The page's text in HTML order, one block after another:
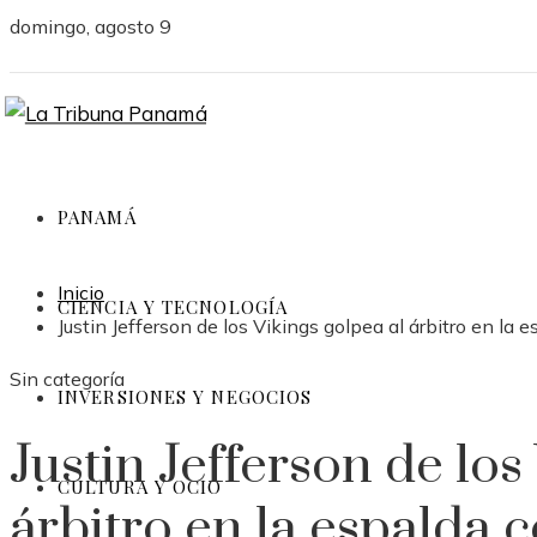
domingo, agosto 9
PANAMÁ
CIENCIA Y TECNOLOGÍA
INVERSIONES Y NEGOCIOS
CULTURA Y OCIO
Inicio
Justin Jefferson de los Vikings golpea al árbitro en la
Sin categoría
Justin Jefferson de